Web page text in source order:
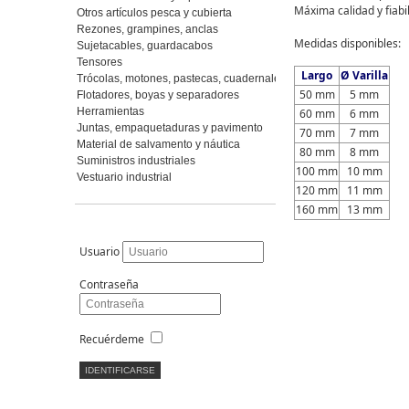
Máxima calidad y
Medidas disponibles:
Largo Ø Varilla
50 mm
5 mm
60 mm
6 mm
70 mm
7 mm
80 mm
8 mm
100 mm
10 mm
120 mm
11 mm
160 mm
13 mm
Otros artículos pesca y cubierta
Rezones, grampines, anclas
Sujetacables, guardacabos
Tensores
Trócolas, motones, pastecas, cuadernales
Flotadores, boyas y separadores
Herramientas
Juntas, empaquetaduras y pavimento
Material de salvamento y náutica
Suministros industriales
Vestuario industrial
Usuario
Contraseña
Recuérdeme